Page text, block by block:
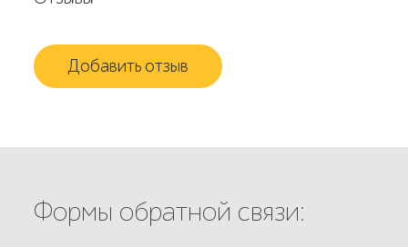
Добавить отзыв
Формы обратной связи: